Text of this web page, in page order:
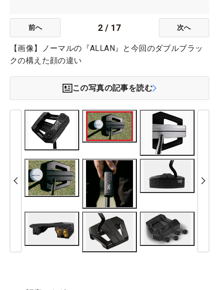
前へ 2 / 17 次へ
【画像】ノーマルの『ALLAN』と今回のダブルブラッ
クの構えた顔の違い
この写真の記事を読む